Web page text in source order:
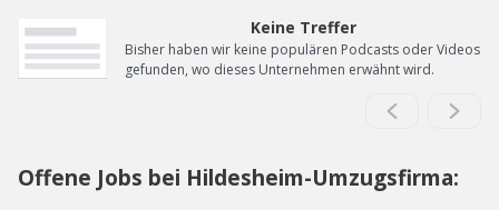
Keine Treffer
Bisher haben wir keine populären Podcasts oder Videos
gefunden, wo dieses Unternehmen erwähnt wird.
Offene Jobs bei Hildesheim-Umzugsfirma: